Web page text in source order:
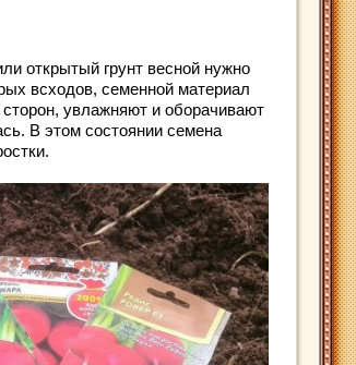
открытый грунт весной нужно
всходов, семенной материал
увлажняют и оборачивают
В этом состоянии семена